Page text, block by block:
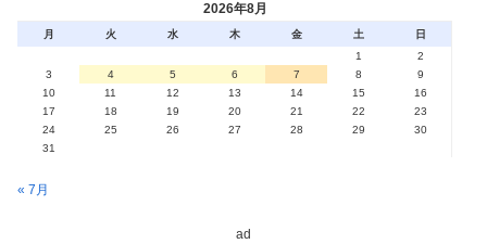
2026年8月
月 火 水 木 金 土
日
1
2
3
4 5 6 7 8
9
10
11 12 13 14 15
16
17
18 19 20 21 22
23
24
25 26 27 28 29
30
31
« 7月
ad